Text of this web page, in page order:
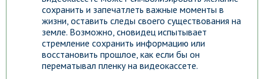
сохранить и запечатлеть важные моменты в
жизни, оставить следы своего существования на
земле. Возможно, сновидец испытывает
стремление сохранить информацию или
восстановить прошлое, как если бы он
перематывал пленку на видеокассете.